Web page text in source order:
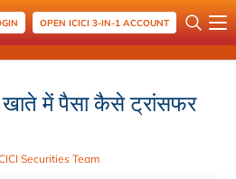
OPEN ICICI 3-IN-1 ACCOUNT
में पैसा कैसे ट्रांसफर
Securities Team